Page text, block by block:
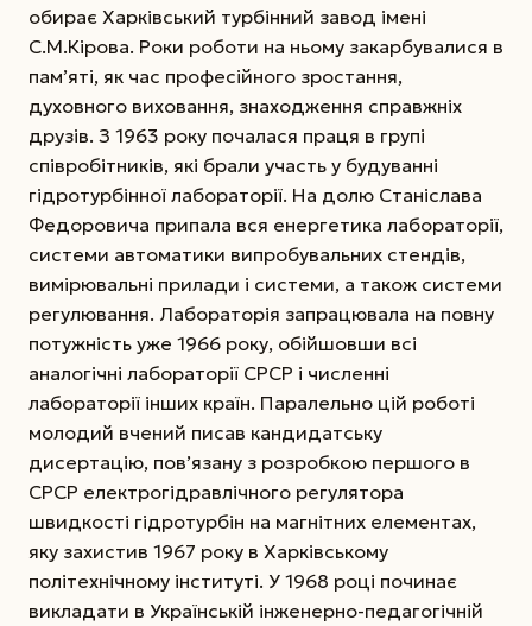
обирає Харківський турбінний завод імені
С.М.Кірова. Роки роботи на ньому закарбувалися в
пам’яті, як час професійного зростання,
духовного виховання, знаходження справжніх
друзів. З 1963 року почалася праця в групі
співробітників, які брали участь у будуванні
гідротурбінної лабораторії. На долю Станіслава
Федоровича припала вся енергетика лабораторії,
системи автоматики випробувальних стендів,
вимірювальні прилади і системи, а також системи
регулювання. Лабораторія запрацювала на повну
потужність уже 1966 року, обійшовши всі
аналогічні лабораторії СРСР і численні
лабораторії інших країн. Паралельно цій роботі
молодий вчений писав кандидатську
дисертацію, пов’язану з розробкою першого в
СРСР електрогідравлічного регулятора
швидкості гідротурбін на магнітних елементах,
яку захистив 1967 року в Харківському
політехнічному інституті. У 1968 році починає
викладати в Українській інженерно-педагогічній